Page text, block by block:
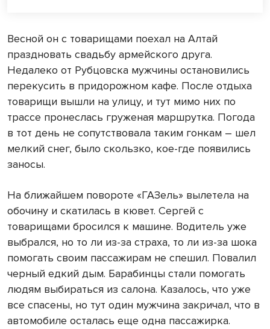
Весной он с товарищами поехал на Алтай
праздновать свадьбу армейского друга.
Недалеко от Рубцовска мужчины остановились
перекусить в придорожном кафе. После отдыха
товарищи вышли на улицу, и тут мимо них по
трассе пронеслась груженая маршрутка. Погода
в тот день не сопутствовала таким гонкам – шел
мелкий снег, было скользко, кое-где появились
заносы.
На ближайшем повороте «ГАЗель» вылетела на
обочину и скатилась в кювет. Сергей с
товарищами бросился к машине. Водитель уже
выбрался, но то ли из-за страха, то ли из-за шока
помогать своим пассажирам не спешил. Повалил
черный едкий дым. Барабинцы стали помогать
людям выбираться из салона. Казалось, что уже
все спасены, но тут один мужчина закричал, что в
автомобиле осталась еще одна пассажирка.